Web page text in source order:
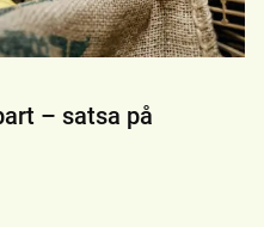
– satsa på